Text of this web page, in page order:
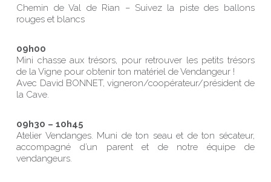
Chemin de Val de Rian – Suivez la piste des ballons
rouges et blancs
09h00
Mini chasse aux trésors, pour retrouver les petits trésors
de la Vigne pour obtenir ton matériel de Vendangeur !
Avec David BONNET, vigneron/coopérateur/président de
la Cave.
09h30 – 10h45
Atelier Vendanges. Muni de ton seau et de ton sécateur,
accompagné d’un parent et de notre équipe de
vendangeurs.